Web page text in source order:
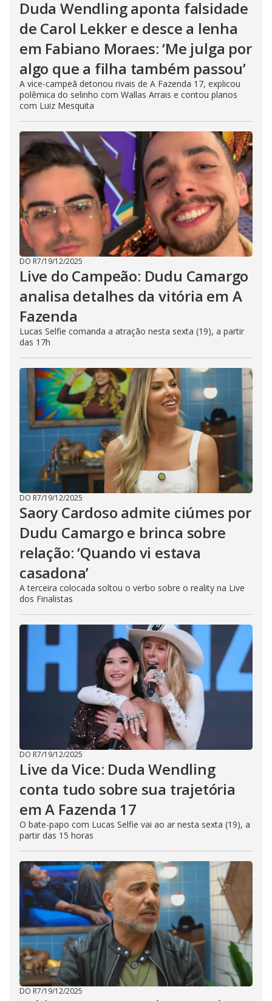
Duda Wendling aponta falsidade
de Carol Lekker e desce a lenha
em Fabiano Moraes: ‘Me julga por
algo que a filha também passou’
A vice-campeã detonou rivais de A Fazenda 17, explicou
polêmica do selinho com Wallas Arrais e contou planos
com Luiz Mesquita
DO R7/19/12/2025
Live do Campeão: Dudu Camargo
analisa detalhes da vitória em A
Fazenda
Lucas Selfie comanda a atração nesta sexta (19), a partir
das 17h
DO R7/19/12/2025
Saory Cardoso admite ciúmes por
Dudu Camargo e brinca sobre
relação: ‘Quando vi estava
casadona’
A terceira colocada soltou o verbo sobre o reality na Live
dos Finalistas
DO R7/19/12/2025
Live da Vice: Duda Wendling
conta tudo sobre sua trajetória
em A Fazenda 17
O bate-papo com Lucas Selfie vai ao ar nesta sexta (19), a
partir das 15 horas
DO R7/19/12/2025